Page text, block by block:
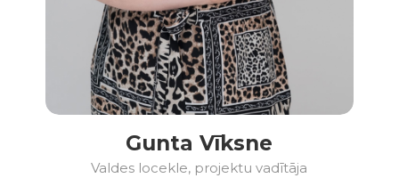
Gunta Vīksne
Valdes locekle, projektu vadītāja